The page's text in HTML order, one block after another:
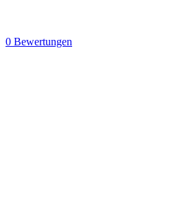
0 Bewertungen